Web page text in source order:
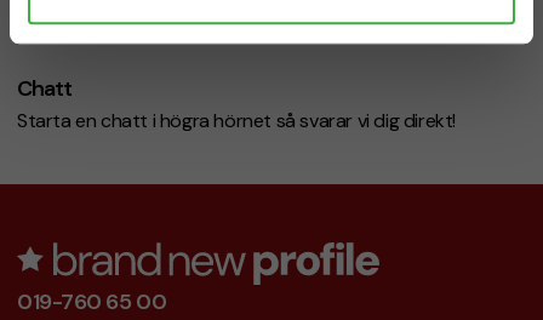
Chatt
Starta en chatt i högra hörnet så svarar vi dig direkt!
019-760 65 00